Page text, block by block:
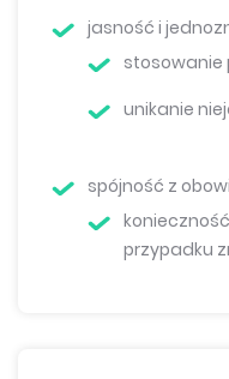
jasność i
stosowanie
unikanie
spójność z
przypadku